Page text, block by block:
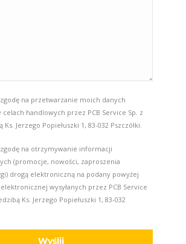
na przetwarzanie moich danych
celach handlowych przez PCB Service Sp. z
Ks. Jerzego Popiełuszki 1, 83-032 Pszczółki.
na otrzymywanie informacji
(promocje, nowości, zaproszenia
drogą elektroniczną na podany powyżej
wysyłanych przez PCB Service
Ks. Jerzego Popiełuszki 1, 83-032